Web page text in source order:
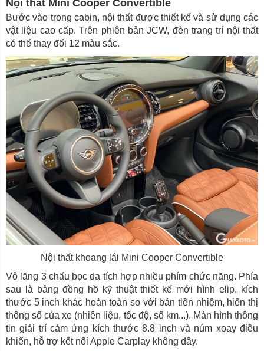
Nội thất Mini Cooper Convertible
Bước vào trong cabin, nội thất được thiết kế và sử dụng các
vật liệu cao cấp. Trên phiên bản JCW, đèn trang trí nội thất
có thể thay đổi 12 màu sắc.
Nội thất khoang lái Mini Cooper Convertible
Vô lăng 3 chấu bọc da tích hợp nhiều phím chức năng. Phía
sau là bảng đồng hồ kỹ thuật thiết kế mới hình elip, kích
thước 5 inch khác hoàn toàn so với bản tiền nhiệm, hiển thị
thông số của xe (nhiên liệu, tốc độ, số km...). Màn hình thông
tin giải trí cảm ứng kích thước 8.8 inch và núm xoay điều
khiển, hỗ trợ kết nối Apple Carplay không dây.